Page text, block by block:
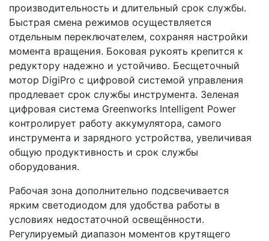
производительность и длительный срок службы.
Быстрая смена режимов осуществляется
отдельным переключателем, сохраняя настройки
момента вращения. Боковая рукоять крепится к
редуктору надежно и устойчиво. Бесщеточный
мотор DigiPro с цифровой системой управления
продлевает срок службы инструмента. Зеленая
цифровая система Greenworks Intelligent Power
контролирует работу аккумулятора, самого
инструмента и зарядного устройства, увеличивая
общую продуктивность и срок службы
оборудования.
Рабочая зона дополнительно подсвечивается
ярким светодиодом для удобства работы в
условиях недостаточной освещённости.
Регулируемый диапазон моментов крутящего